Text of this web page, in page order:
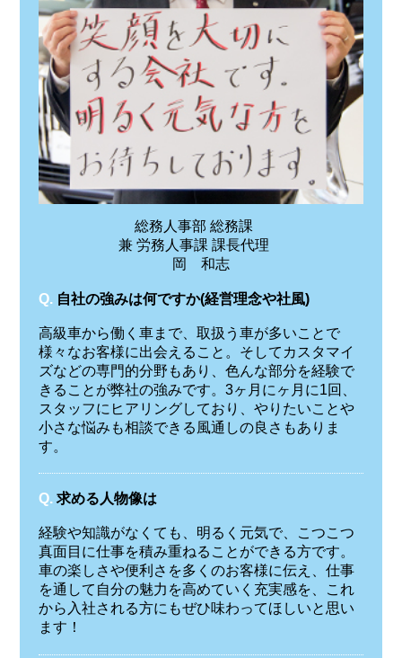
総務人事部 総務課
兼 労務人事課 課長代理
岡 和志
Q. 自社の強みは何ですか(経営理念や社風)
高級車から働く車まで、取扱う車が多いことで
様々なお客様に出会えること。そしてカスタマイ
ズなどの専門的分野もあり、色んな部分を経験で
きることが弊社の強みです。3ヶ月にヶ月に1回、
スタッフにヒアリングしており、やりたいことや
小さな悩みも相談できる風通しの良さもありま
す。
Q. 求める人物像は
経験や知識がなくても、明るく元気で、こつこつ
真面目に仕事を積み重ねることができる方です。
車の楽しさや便利さを多くのお客様に伝え、仕事
を通して自分の魅力を高めていく充実感を、これ
から入社される方にもぜひ味わってほしいと思い
ます！